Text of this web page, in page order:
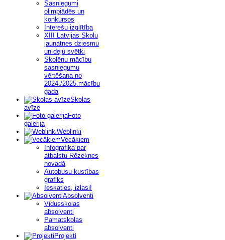
Sasniegumi
olimpiādēs un
konkursos
Interešu izglītība
XIII Latvijas Skolu
jaunatnes dziesmu
un deju svētki
Skolēnu mācību
sasniegumu
vērtēšana no
2024./2025.mācību
gada
Skolas
avīze
Foto
galerija
Weblinki
Vecākiem
Infografika par
atbalstu Rēzeknes
novadā
Autobusu kustības
grafiks
Ieskaties, izlasi!
Absolventi
Vidusskolas
absolventi
Pamatskolas
absolventi
Projekti